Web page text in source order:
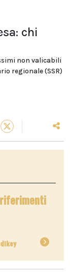
chi
non valicabili
regionale (SSR)